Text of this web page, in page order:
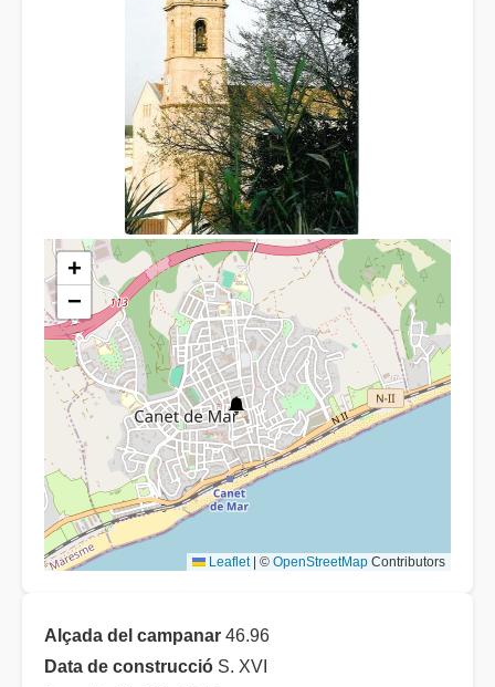
+
−
Leaflet © OpenStreetMap Contributors
Alçada del campanar 46.96
Data de construcció S. XVI